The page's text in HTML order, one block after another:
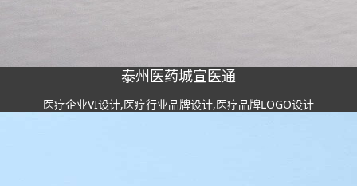
泰州医药城宣医通
医疗企业VI设计,医疗行业品牌设计,医疗品牌LOGO设计